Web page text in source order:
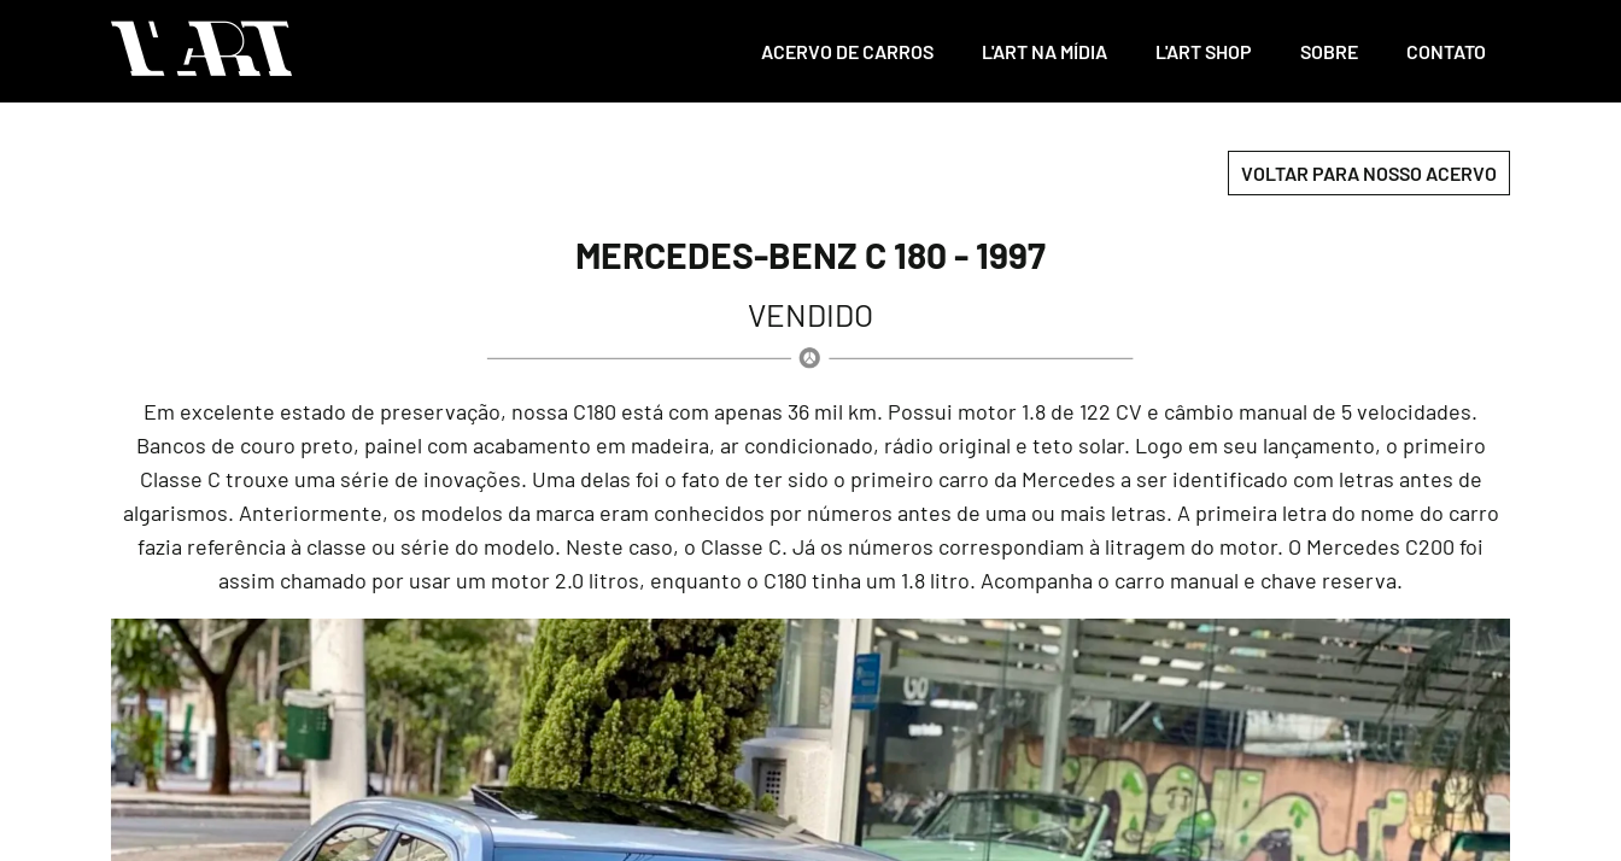
ACERVO DE CARROS L'ART NA MÍDIA L'ART SHOP SOBRE CONTATO
VOLTAR PARA NOSSO ACERVO
MERCEDES-BENZ C 180 - 1997
VENDIDO
Em excelente estado de preservação, nossa C180 está com apenas 36 mil km. Possui motor 1.8 de 122 CV e câmbio manual de 5 velocidades.
Bancos de couro preto, painel com acabamento em madeira, ar condicionado, rádio original e teto solar. Logo em seu lançamento, o primeiro
Classe C trouxe uma série de inovações. Uma delas foi o fato de ter sido o primeiro carro da Mercedes a ser identificado com letras antes de
algarismos. Anteriormente, os modelos da marca eram conhecidos por números antes de uma ou mais letras. A primeira letra do nome do carro
fazia referência à classe ou série do modelo. Neste caso, o Classe C. Já os números correspondiam à litragem do motor. O Mercedes C200 foi
assim chamado por usar um motor 2.0 litros, enquanto o C180 tinha um 1.8 litro. Acompanha o carro manual e chave reserva.